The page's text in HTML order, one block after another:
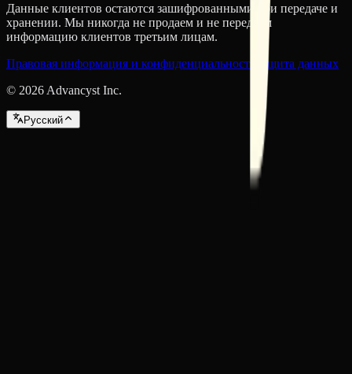
Данные клиентов остаются зашифрованными при передаче и
хранении. Мы никогда не продаем и не передаем
информацию клиентов третьим лицам.
Правовая информация и конфиденциальность
Защита данных
© 2026 Advancyst Inc.
Pусский